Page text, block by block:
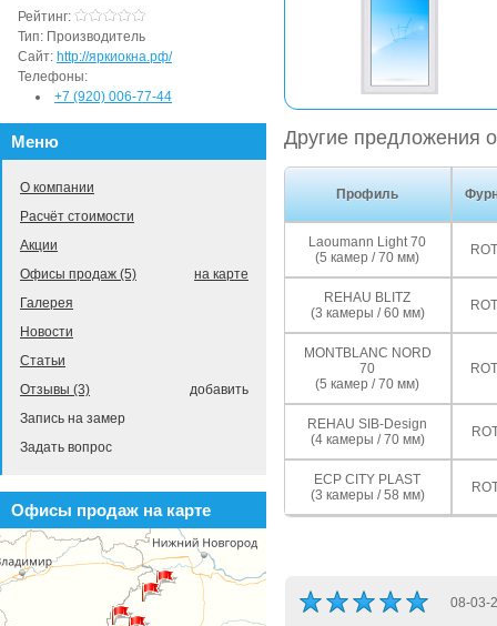
Другие предложения
Профиль
Laoumann Light 70
(5 камер / 70 мм)
REHAU BLITZ
(3 камеры / 60 мм)
MONTBLANC NORD
70
(5 камер / 70 мм)
REHAU SIB-Design
(4 камеры / 70 мм)
ECP CITY PLAST
(3 камеры / 58 мм)
08-03-
Рейтинг:
Тип: Производитель
Сайт: http://яркиокна.рф/
Телефоны:
+7 (920) 006-77-44
Меню
О компании
Расчёт стоимости
Акции
на карте
Офисы продаж (5)
Галерея
Новости
Статьи
добавить
Отзывы (3)
Запись на замер
Задать вопрос
Офисы продаж на карте